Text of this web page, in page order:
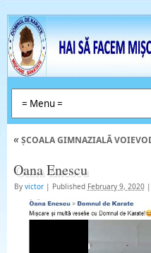
«ȘCOALA GIMNAZIALĂ
Oana Enescu
By victor | Published February 9, 2020 |